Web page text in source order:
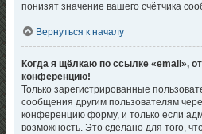
понизят значение вашего счётчика
Вернуться к началу
Когда я щёлкаю по ссылке «email»,
конференцию!
Только зарегистрированные
сообщения другим пользователям
конференцию форму, и только если
возможность. Это сделано для того,